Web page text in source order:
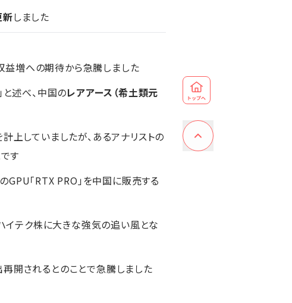
新しました
益増への期待から急騰しました
と述べ、中国のレアアース（希土類元
上していましたが、あるアナリストの
す
GPU「RTX PRO」を中国に販売する
イテク株に大きな強気の追い風とな
開されるとのことで急騰しました